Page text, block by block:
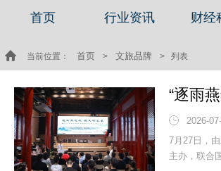
首页 行业资讯 财经
当前位置： 首页 > 文旅品牌 > 列表
2026-
7月27日，
主办，联合